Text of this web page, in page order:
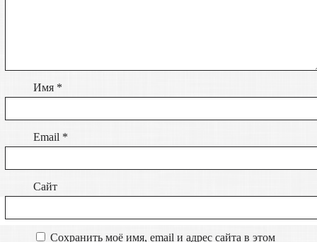
Имя *
Email *
Сайт
Сохранить моё имя, email и адрес сайта в этом